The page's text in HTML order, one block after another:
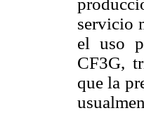
servicio
el uso
CF3G,
que la